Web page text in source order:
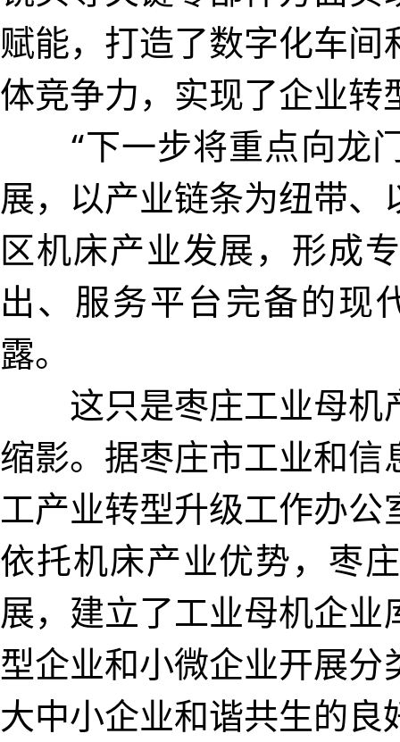
赋能，打造了数字化车
体竞争力，实现了企业转
“下一步将重点向龙
展，以产业链条为纽带
区机床产业发展，形成
出、服务平台完备的现
露。
这只是枣庄工业母机
缩影。据枣庄市工业和
工产业转型升级工作办
依托机床产业优势，枣
展，建立了工业母机企
型企业和小微企业开展
大中小企业和谐共生的良